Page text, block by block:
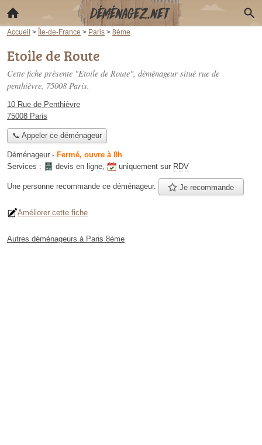
Accueil > Île-de-France > Paris > 8ème
Etoile de Route
Cette fiche présente "Etoile de Route", déménageur situé rue de
penthièvre, 75008 Paris.
10 Rue de Penthièvre
75008 Paris
📞 Appeler ce déménageur
Déménageur - Fermé, ouvre à 8h
Services :
devis en ligne, uniquement sur RDV
Une personne recommande ce déménageur. Je recommande
Améliorer cette fiche
Autres déménageurs à Paris 8ème